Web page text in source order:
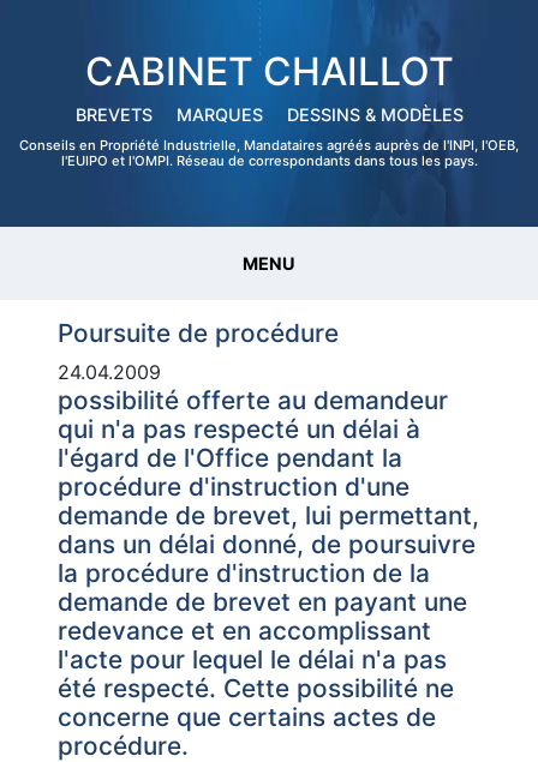
CABINET CHAILLOT
BREVETS MARQUES DESSINS & MODÈLES
Conseils en Propriété Industrielle, Mandataires agréés auprès de l'INPI, l'OEB,
l'EUIPO et l'OMPI. Réseau de correspondants dans tous les pays.
MENU
Poursuite de procédure
24.04.2009
possibilité offerte au demandeur
qui n'a pas respecté un délai à
l'égard de l'Office pendant la
procédure d'instruction d'une
demande de brevet, lui permettant,
dans un délai donné, de poursuivre
la procédure d'instruction de la
demande de brevet en payant une
redevance et en accomplissant
l'acte pour lequel le délai n'a pas
été respecté. Cette possibilité ne
concerne que certains actes de
procédure.